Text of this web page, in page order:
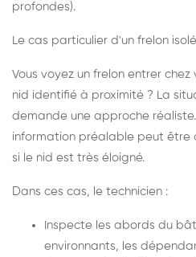
profondes).
Le cas particulier d'un frelon isolé
Vous voyez un frelon entrer
nid identifié à proximité ? La
demande une approche
information préalable peut être
si le nid est très éloigné.
Dans ces cas, le technicien :
Inspecte les abords du
environnants, les